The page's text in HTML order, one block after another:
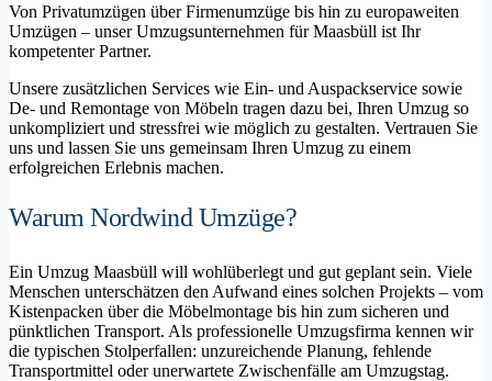
Von Privatumzügen über Firmenumzüge bis hin zu europaweiten
Umzügen – unser Umzugsunternehmen für Maasbüll ist Ihr
kompetenter Partner.
Unsere zusätzlichen Services wie Ein- und Auspackservice sowie
De- und Remontage von Möbeln tragen dazu bei, Ihren Umzug so
unkompliziert und stressfrei wie möglich zu gestalten. Vertrauen Sie
uns und lassen Sie uns gemeinsam Ihren Umzug zu einem
erfolgreichen Erlebnis machen.
Warum Nordwind Umzüge?
Ein Umzug Maasbüll will wohlüberlegt und gut geplant sein. Viele
Menschen unterschätzen den Aufwand eines solchen Projekts – vom
Kistenpacken über die Möbelmontage bis hin zum sicheren und
pünktlichen Transport. Als professionelle Umzugsfirma kennen wir
die typischen Stolperfallen: unzureichende Planung, fehlende
Transportmittel oder unerwartete Zwischenfälle am Umzugstag.